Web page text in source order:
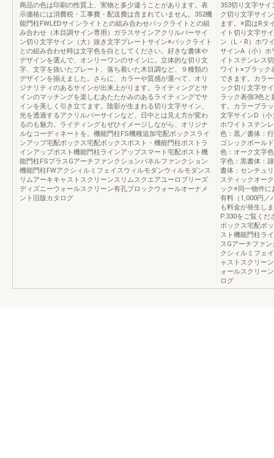
商品の色は印刷の性質上、実物と多少違うことがあります。表
示価格には消費税・工事費・配送費は含まれていません。352機
能門柱FWLEDサインライトとの組み合わせバックライトとの組
み合わせ（木目調サイン専用）ガラスサインアクリルバーサイ
ン切り文字サイン（大）抜き文字プレートサイン※バックライト
との組み合わせ時は文字色を白としてください。好きな書体や
デザインを選んで、オンリーワンのサインに。立体的な切り文
字、文字を抜いたプレート、落ち着いた木目調など、９種類の
デザインを揃えました。さらに、カラーや質感が選べて、オリ
ジナリティのあるサインが出来上がります。ライティングとサ
インのマッチングを楽しむあたたかみのあるライティングでサ
インを美しく引き立てます。陰影が生まれる切り文字サイン、
光を透過するアクリルバーサインなど、日中とは見え方が変わ
るのも魅力。ライティングもぜひイメージしながら、オリジナ
ルなコーディネートを。機能門柱FS機種追加宅配ボックスライ
ンアップ宅配ボックス宅配ボックスポスト・機能門柱ポストラ
インアップポスト機能門柱ラインアップスマート宅配ポスト機
能門柱FSプラスGアーチファンクションパネルファンクション
機能門柱FWアクシィルミフェイスウィルモダンウィルモダンス
リムアーキキャストスクリーンスリムスクエアユーロブリーズ
ディズニーウォールスクリーン有孔ブロックウォールオーナメ
ント旧版カタログ
353切り文字サ
ク切り文字サイ
ます。※図はRタ
イト切り文字サ
ン（L・R）ホワ
サインA（小）ホ
イトステンレス
ワイト×ブラック
できます。カラ
ック切り文字サ
ラック表側3色と
す。カラーブラ
文字サインD（
ホワイトステン
色：黒／書体：
ゴシックボール
色：オーク文字
字色：黒書体：
書体：センチュ
スティックオー
ック※同一物件
有料（1,000円／
も料金が発生し
P.330をご覧くだ
ボックス宅配ボ
スト機能門柱ラ
スGアーチファ
クシィルミフェ
ャストスクリー
ォールスクリー
ログ